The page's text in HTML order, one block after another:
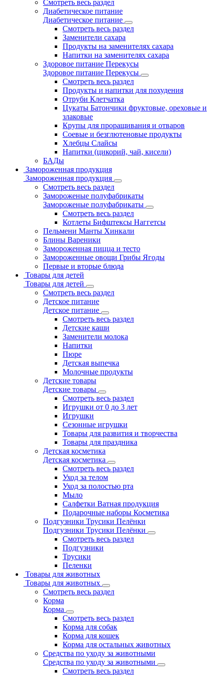
Смотреть весь раздел
Диабетическое питание
Диабетическое питание
Смотреть весь раздел
Заменители сахара
Продукты на заменителях сахара
Напитки на заменителях сахара
Здоровое питание Перекусы
Здоровое питание Перекусы
Смотреть весь раздел
Продукты и напитки для похудения
Отруби Клетчатка
Цукаты Батончики фруктовые, ореховые и
злаковые
Крупы для проращивания и отваров
Соевые и безглютеновые продукты
Хлебцы Слайсы
Напитки (цикорий, чай, кисели)
БАДы
Замороженная продукция
Замороженная продукция
Смотреть весь раздел
Замороженые полуфабрикаты
Замороженые полуфабрикаты
Смотреть весь раздел
Котлеты Бифштексы Наггетсы
Пельмени Манты Хинкали
Блины Вареники
Замороженная пицца и тесто
Замороженные овощи Грибы Ягоды
Первые и вторые блюда
Товары для детей
Товары для детей
Смотреть весь раздел
Детское питание
Детское питание
Смотреть весь раздел
Детские каши
Заменители молока
Напитки
Пюре
Детская выпечка
Молочные продукты
Детские товары
Детские товары
Смотреть весь раздел
Игрушки от 0 до 3 лет
Игрушки
Сезонные игрушки
Товары для развития и творчества
Товары для праздника
Детская косметика
Детская косметика
Смотреть весь раздел
Уход за телом
Уход за полостью рта
Мыло
Салфетки Ватная продукция
Подарочные наборы Косметика
Подгузники Трусики Пелёнки
Подгузники Трусики Пелёнки
Смотреть весь раздел
Подгузники
Трусики
Пеленки
Товары для животных
Товары для животных
Смотреть весь раздел
Корма
Корма
Смотреть весь раздел
Корма для собак
Корма для кошек
Корма для остальных животных
Средства по уходу за животными
Средства по уходу за животными
Смотреть весь раздел